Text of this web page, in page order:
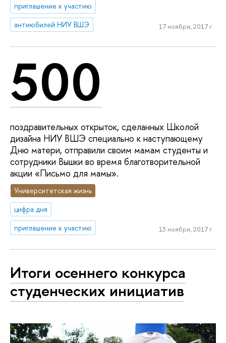
приглашение к участию
антиюбилей НИУ ВШЭ
17 ноября, 2017 г.
500
поздравительных открыток, сделанных Школой
дизайна НИУ ВШЭ специально к наступающему
Дню матери, отправили своим мамам студенты и
сотрудники Вышки во время благотворительной
акции «Письмо для мамы».
Университетская жизнь
цифра дня
приглашение к участию
13 ноября, 2017 г.
Итоги осеннего конкурса
студенческих инициатив